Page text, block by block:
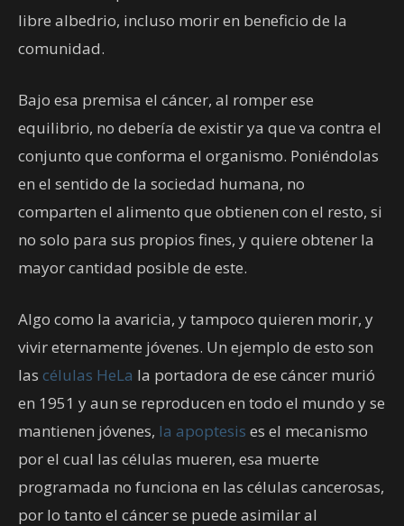
libre albedrio, incluso morir en beneficio de la
comunidad.
Bajo esa premisa el cáncer, al romper ese
equilibrio, no debería de existir ya que va contra el
conjunto que conforma el organismo. Poniéndolas
en el sentido de la sociedad humana, no
comparten el alimento que obtienen con el resto, si
no solo para sus propios fines, y quiere obtener la
mayor cantidad posible de este.
Algo como la avaricia, y tampoco quieren morir, y
vivir eternamente jóvenes. Un ejemplo de esto son
las células HeLa la portadora de ese cáncer murió
en 1951 y aun se reproducen en todo el mundo y se
mantienen jóvenes, la apoptesis es el mecanismo
por el cual las células mueren, esa muerte
programada no funciona en las células cancerosas,
por lo tanto el cáncer se puede asimilar al